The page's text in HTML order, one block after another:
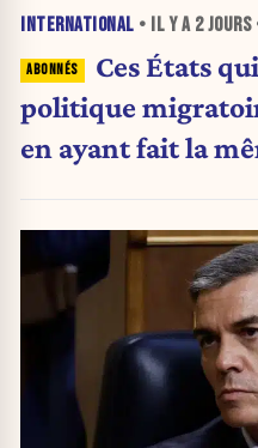
INTERNATIONAL • IL Y A 2 JOURS
Ces États
politique
en ayant fait la